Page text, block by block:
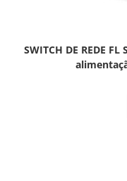
SWITCH DE REDE